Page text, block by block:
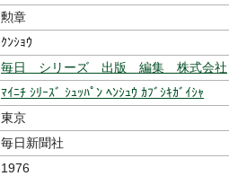
勲章
ｸﾝｼｮｳ
毎日 シリーズ 出版 編集 株式会社
ﾏｲﾆﾁ ｼﾘｰｽﾞ ｼｭｯﾊﾟﾝ ﾍﾝｼｭｳ ｶﾌﾞｼｷｶﾞｲｼｬ
東京
毎日新聞社
1976